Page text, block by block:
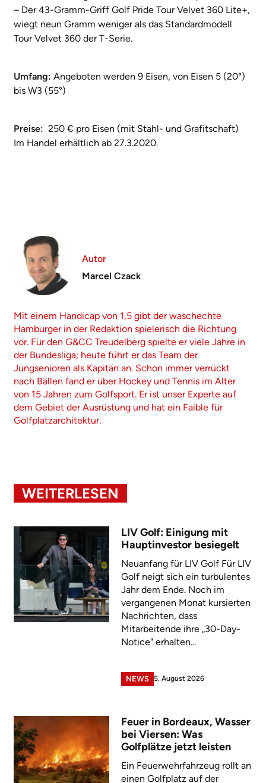
– Der 43-Gramm-Griff Golf Pride Tour Velvet 360 Lite+,
wiegt neun Gramm weniger als das Standardmodell
Tour Velvet 360 der T-Serie.
Umfang: Angeboten werden 9 Eisen, von Eisen 5 (20°)
bis W3 (55°)
Preise: 250 € pro Eisen (mit Stahl- und Grafitschaft)
Im Handel erhältlich ab 27.3.2020.
Autor
Marcel Czack
Mit einem Handicap von 1,5 gibt der waschechte
Hamburger in der Redaktion spielerisch die Richtung
vor. Für den G&CC Treudelberg spielte er viele Jahre in
der Bundesliga; heute führt er das Team der
Jungsenioren als Kapitän an. Schon immer verrückt
nach Bällen fand er über Hockey und Tennis im Alter
von 15 Jahren zum Golfsport. Er ist unser Experte auf
dem Gebiet der Ausrüstung und hat ein Faible für
Golfplatzarchitektur.
WEITERLESEN
LIV Golf: Einigung mit
Hauptinvestor besiegelt
Neuanfang für LIV Golf Für LIV
Golf neigt sich ein turbulentes
Jahr dem Ende. Noch im
vergangenen Monat kursierten
Nachrichten, dass
Mitarbeitende ihre „30-Day-
Notice" erhalten...
NEWS 5. August 2026
Feuer in Bordeaux, Wasser
bei Viersen: Was
Golfplätze jetzt leisten
Ein Feuerwehrfahrzeug rollt an
einen Golfplatz auf der